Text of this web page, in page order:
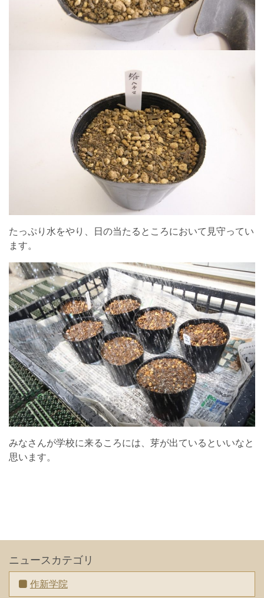
たっぷり水をやり、日の当たるところにおいて見守ってい
ます。
みなさんが学校に来るころには、芽が出ているといいなと
思います。
ニュースカテゴリ
作新学院